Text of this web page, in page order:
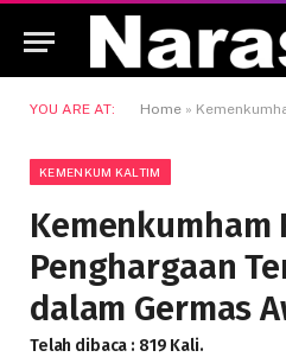
YOU ARE AT: Home » Kemenkumham Raih
KEMENKUM KALTIM
Kemenkumham
Penghargaan
dalam Germas
Telah dibaca : 819 Kali.